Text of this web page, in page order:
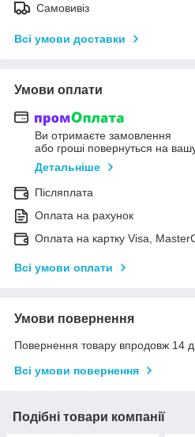
Самовивіз
Всі умови доставки
Умови оплати
Ви отримаєте замовлення
або гроші повернуться на
Детальніше
Післяплата
Оплата на рахунок
Оплата на картку Visa,
Всі умови оплати
Умови повернення
Повернення товару впродовж 14
Всі умови повернення
Подібні товари компанії